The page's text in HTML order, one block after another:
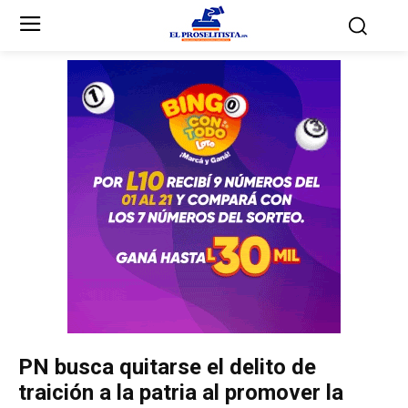
Partidos Políticos
Partido Liberal
Unificación Democrática
Anticorrupción
Partidos Políticos
Partido Liberal
Unificación Democrática
Anticorrupción
PN busca quitarse el delito de
traición a la patria al promover la